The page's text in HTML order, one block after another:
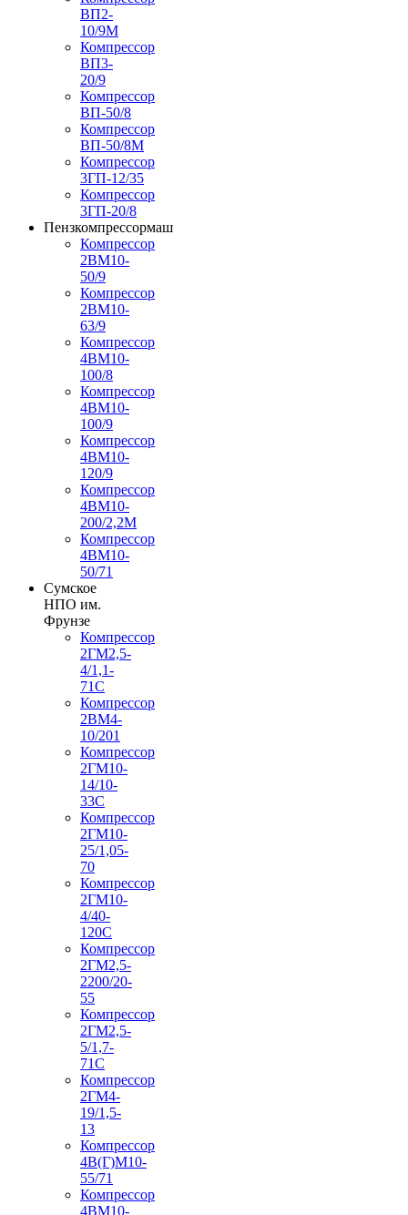
ВП2-
10/9М
Компрессор
ВП3-
20/9
Компрессор
ВП-50/8
Компрессор
ВП-50/8М
Компрессор
3ГП-12/35
Компрессор
3ГП-20/8
Пензкомпрессормаш
Компрессор
2ВМ10-
50/9
Компрессор
2ВМ10-
63/9
Компрессор
4ВМ10-
100/8
Компрессор
4ВМ10-
100/9
Компрессор
4ВМ10-
120/9
Компрессор
4ВМ10-
200/2,2М
Компрессор
4ВМ10-
50/71
Сумское
НПО им.
Фрунзе
Компрессор
2ГМ2,5-
4/1,1-
71С
Компрессор
2ВМ4-
10/201
Компрессор
2ГМ10-
14/10-
33С
Компрессор
2ГМ10-
25/1,05-
70
Компрессор
2ГМ10-
4/40-
120С
Компрессор
2ГМ2,5-
2200/20-
55
Компрессор
2ГМ2,5-
5/1,7-
71С
Компрессор
2ГМ4-
19/1,5-
13
Компрессор
4В(Г)М10-
55/71
Компрессор
4ВМ10-